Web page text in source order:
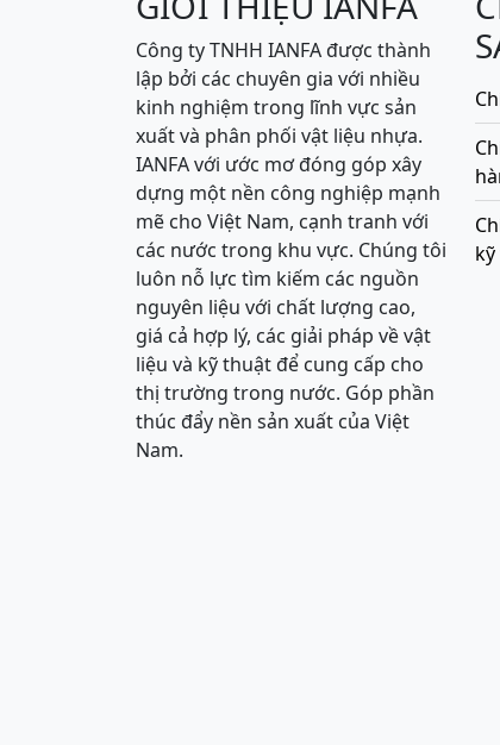
Công ty TNHH IANFA được thành
lập bởi các chuyên gia với nhiều
kinh nghiệm trong lĩnh vực sản
xuất và phân phối vật liệu nhựa.
IANFA với ước mơ đóng góp xây
dựng một nền công nghiệp mạnh
mẽ cho Việt Nam, cạnh tranh với
các nước trong khu vực. Chúng tôi
luôn nỗ lực tìm kiếm các nguồn
nguyên liệu với chất lượng cao,
giá cả hợp lý, các giải pháp về vật
liệu và kỹ thuật để cung cấp cho
thị trường trong nước. Góp phần
thúc đẩy nền sản xuất của Việt
Nam.